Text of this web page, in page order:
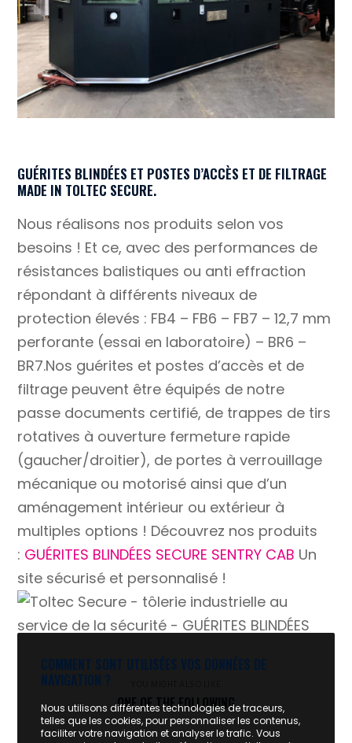
GUÉRITES BLINDÉES ET POSTES D’ACCÈS ET DE FILTRAGE
MADE IN TOLTEC SECURE.
Nous réalisons nos produits selon vos
besoins ! Et ce, avec des performances de
résistances balistiques ou anti effraction
répondant à différents niveaux de
protection élevés : FB4 – FB6 – FB7 –12,7 mm
perforante (essai en laboratoire) – BR6 –
BR7.Nos guérites et postes d’accès et de
filtrage peuvent être équipés de notre
passe documents certifié, de trappes de tirs
rotatives à ouverture fermeture rapide
(gaucher/droitier), de portes à verrouillage
mécanique ou motorisé ainsi que d’un
aménagement intérieur ou extérieur à
multiples options ! Découvrez nos produits
: GUÉRITES BLINDÉES SECURE SENTRY CAB Un
site sécurisé et personnalisé !
ONE OF THE FOLLOWING
COMMENT SONT UTILISÉES VOS DONNÉES DE
NAVIGATION ?
Nous utilisons différentes technologies de traceurs,
telles que les cookies, pour personnaliser les contenus,
faciliter votre navigation et analyser le trafic. Vous